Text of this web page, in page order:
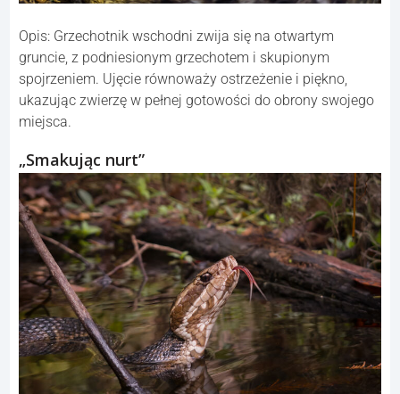
Opis: Grzechotnik wschodni zwija się na otwartym
gruncie, z podniesionym grzechotem i skupionym
spojrzeniem. Ujęcie równoważy ostrzeżenie i piękno,
ukazując zwierzę w pełnej gotowości do obrony swojego
miejsca.
„Smakując nurt”